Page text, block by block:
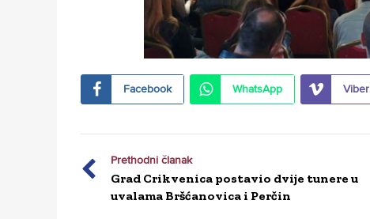
Facebook WhatsApp Viber
Prethodni članak
Grad Crikvenica postavio dvije tunere u
uvalama Bršćanovica i Perčin